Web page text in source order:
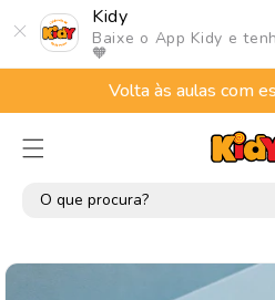
Kidy
Baixe o App Kidy e
🧡
para o
conteúdo
Volta às aulas com